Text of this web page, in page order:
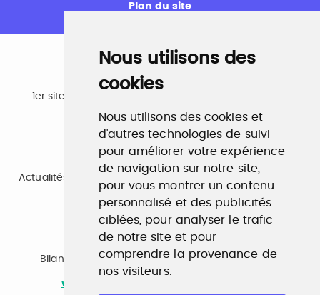
Nous utilisons des
cookies
Nous utilisons des cookies et
d'autres technologies de suivi
pour améliorer votre expérience
de navigation sur notre site,
pour vous montrer un contenu
personnalisé et des publicités
ciblées, pour analyser le trafic
de notre site et pour
comprendre la provenance de
nos visiteurs.
Plan du site
Emploi
1er site emploi du secteur culturel 784.000 visites et
www.profilculture.com
Formation
Actualités, guide et annuaire des formations aux métiers
de la culture.
www.profilculture-formation.com
Accompagnement professionnel
Bilan de compétences, coaching, techniques de
recherche d'emploi, entretien conseil.
www.profilculture-competences.com